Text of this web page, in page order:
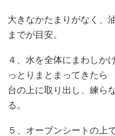
大きなかたまりがなく、
までが目安。
４、水を全体にまわしか
っとりまとまってきたら
台の上に取り出し、練ら
る。
５、オーブンシートの上